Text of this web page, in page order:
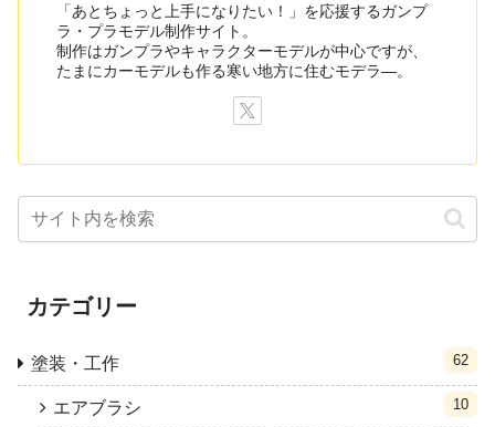
「あとちょっと上手になりたい！」を応援するガンプ
ラ・プラモデル制作サイト。
制作はガンプラやキャラクターモデルが中心ですが、
たまにカーモデルも作る寒い地方に住むモデラ―。
カテゴリー
塗装・工作 62
エアブラシ 10